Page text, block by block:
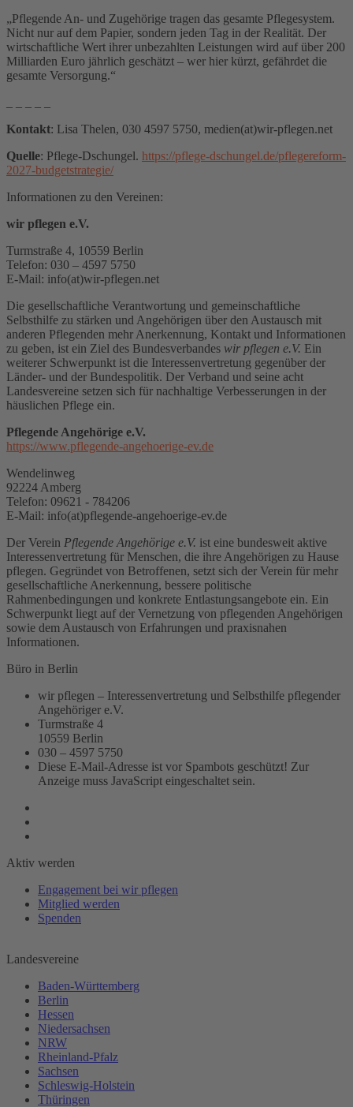
„Pflegende An- und Zugehörige tragen das gesamte Pflegesystem.
Nicht nur auf dem Papier, sondern jeden Tag in der Realität. Der
wirtschaftliche Wert ihrer unbezahlten Leistungen wird auf über 200
Milliarden Euro jährlich geschätzt – wer hier kürzt, gefährdet die
gesamte Versorgung.“
Kontakt: Lisa Thelen, 030 4597 5750, medien(at)wir-pflegen.net
Quelle: Pflege-Dschungel. https://pflege-dschungel.de/pflegereform-
2027-budgetstrategie/
Informationen zu den Vereinen:
wir pflegen e.V.
Turmstraße 4, 10559 Berlin
Telefon: 030 – 4597 5750
E-Mail: info(at)wir-pflegen.net
Die gesellschaftliche Verantwortung und gemeinschaftliche
Selbsthilfe zu stärken und Angehörigen über den Austausch mit
anderen Pflegenden mehr Anerkennung, Kontakt und Informationen
zu geben, ist ein Ziel des Bundesverbandes wir pflegen e.V. Ein
weiterer Schwerpunkt ist die Interessenvertretung gegenüber der
Länder- und der Bundespolitik. Der Verband und seine acht
Landesvereine setzen sich für nachhaltige Verbesserungen in der
häuslichen Pflege ein.
Pflegende Angehörige e.V.
https://www.pflegende-angehoerige-ev.de
Wendelinweg
92224 Amberg
Telefon: 09621 - 784206
E-Mail: info(at)pflegende-angehoerige-ev.de
Der Verein Pflegende Angehörige e.V. ist eine bundesweit aktive
Interessenvertretung für Menschen, die ihre Angehörigen zu Hause
pflegen. Gegründet von Betroffenen, setzt sich der Verein für mehr
gesellschaftliche Anerkennung, bessere politische
Rahmenbedingungen und konkrete Entlastungsangebote ein. Ein
Schwerpunkt liegt auf der Vernetzung von pflegenden Angehörigen
sowie dem Austausch von Erfahrungen und praxisnahen
Informationen.
Büro in Berlin
wir pflegen – Interessenvertretung und Selbsthilfe pflegender
Angehöriger e.V.
Turmstraße 4
10559 Berlin
030 – 4597 5750
Diese E-Mail-Adresse ist vor Spambots geschützt! Zur
Anzeige muss JavaScript eingeschaltet sein.
Aktiv werden
Engagement bei wir pflegen
Mitglied werden
Spenden
Landesvereine
Baden-Württemberg
Berlin
Hessen
Niedersachsen
NRW
Rheinland-Pfalz
Sachsen
Schleswig-Holstein
Thüringen